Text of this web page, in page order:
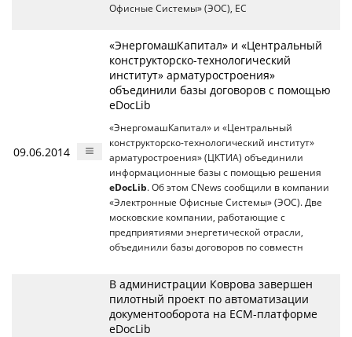
Офисные Системы» (ЭОС), EC
09.06.2014
«ЭнергомашКапитал» и «Центральный
конструкторско-технологический
институт» арматуростроения»
объединили базы договоров с помощью
eDocLib
«ЭнергомашКапитал» и «Центральный
конструкторско-технологический институт»
арматуростроения» (ЦКТИА) объединили
информационные базы с помощью решения
eDocLib. Об этом CNews сообщили в компании
«Электронные Офисные Системы» (ЭОС). Две
московские компании, работающие с
предприятиями энергетической отрасли,
объединили базы договоров по совместн
В администрации Коврова завершен
пилотный проект по автоматизации
документооборота на ECM-платформе
eDocLib